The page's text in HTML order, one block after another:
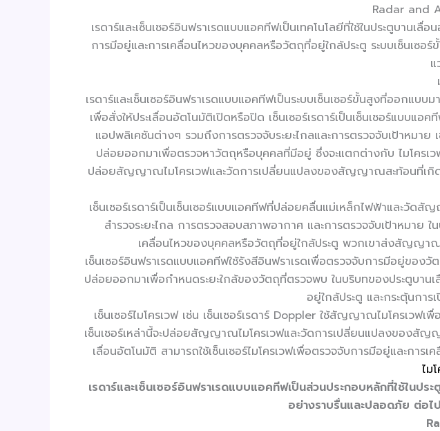
Radar and
เรดาร์และเซ็นเซอร์อินฟราเรดแบบแอคทีฟเป็นเทคโนโลยีที่ใช้ในประตูบานเ
การมีอยู่และการเคลื่อนไหวของบุคคลหรือวัตถุที่อยู่ใกล้ประตู ระบบเซ็นเซ
เรดาร์และเซ็นเซอร์อินฟราเรดแบบแอคทีฟเป็นระบบเซ็นเซอร์ขั้นสูงที่ออกแ
เพื่อสั่งให้ประเลื่อนอัตโนมัติเปิดหรือปิด เซ็นเซอร์เรดาร์เป็นเซ็นเซอร์แบบ
แอปพลิเคชันต่างๆ รวมถึงการตรวจจับระยะไกลและการตรวจจับเป้าหมา
ปล่อยออกมาเพื่อตรวจหาวัตถุหรือบุคคลที่มีอยู่ ซึ่งจะแตกต่างกับ ไมโครเวฟ
ปล่อยสัญญาณไมโครเวฟและวัดการเปลี่ยนแปลงของสัญญาณสะท้อนที่เกิด
เซ็นเซอร์เรดาร์เป็นเซ็นเซอร์แบบแอคทีฟที่ปล่อยคลื่นแม่เหล็กไฟฟ้าและวั
สำรวจระยะไกล การตรวจสอบสภาพอากาศ และการตรวจจับเป้าหมาย
เคลื่อนไหวของบุคคลหรือวัตถุที่อยู่ใกล้ประตู พวกเขาส่งสัญญาณ
เซ็นเซอร์อินฟราเรดแบบแอคทีฟใช้รังสีอินฟราเรดเพื่อตรวจจับการมีอยู่ของ
ปล่อยออกมาเพื่อกำหนดระยะใกล้ของวัตถุที่ตรวจพบ ในบริบทของประตูบา
อยู่ใกล้ประตู และกระตุ้นกา
เซ็นเซอร์ไมโครเวฟ เช่น เซ็นเซอร์เรดาร์ Doppler ใช้สัญญาณไมโครเว
เซ็นเซอร์เหล่านี้จะปล่อยสัญญาณไมโครเวฟและวัดการเปลี่ยนแปลงของสั
เลื่อนอัตโนมัติ สามารถใช้เซ็นเซอร์ไมโครเวฟเพื่อตรวจจับการมีอยู่และกา
ไม
เรดาร์และเซ็นเซอร์อินฟราเรดแบบแอคทีฟเป็นส่วนประกอบหลักที่ใช้ในป
อย่างราบรื่นและปลอดภัย ต่อไ